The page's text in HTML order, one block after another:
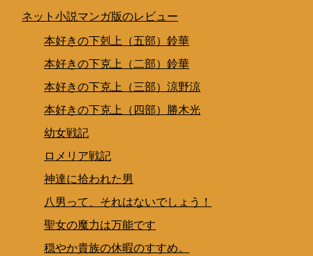
ネット小説マンガ版のレビュー
本好きの下剋上（五部）鈴華
本好きの下克上（二部）鈴華
本好きの下克上（三部）涼野涼
本好きの下克上（四部）勝木光
幼女戦記
ロメリア戦記
神達に拾われた男
八男って、それはないでしょう！
聖女の魔力は万能です
穏やか貴族の休暇のすすめ。